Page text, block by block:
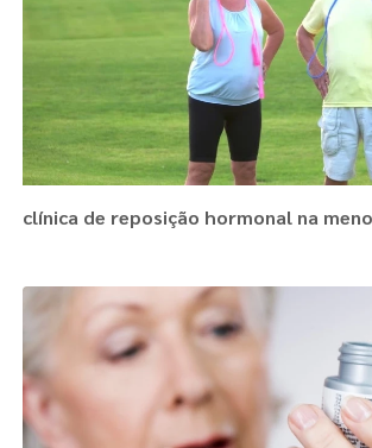
clínica de reposição hormonal na